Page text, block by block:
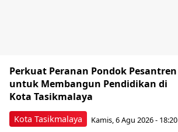
Kota Tasikmalaya
Perkuat Peranan Pondok Pesantren
untuk Membangun Pendidikan di
Kota Tasikmalaya ‎
Kamis, 6 Agu 2026 - 18:20